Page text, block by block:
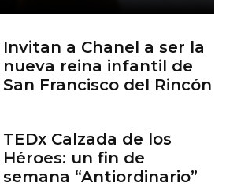
Invitan a Chanel a ser la
nueva reina infantil de
San Francisco del Rincón
TEDx Calzada de los
Héroes: un fin de
semana “Antiordinario”